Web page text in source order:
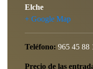
Elche
+ Google Map
Teléfono: 965 45 88
Precio de las